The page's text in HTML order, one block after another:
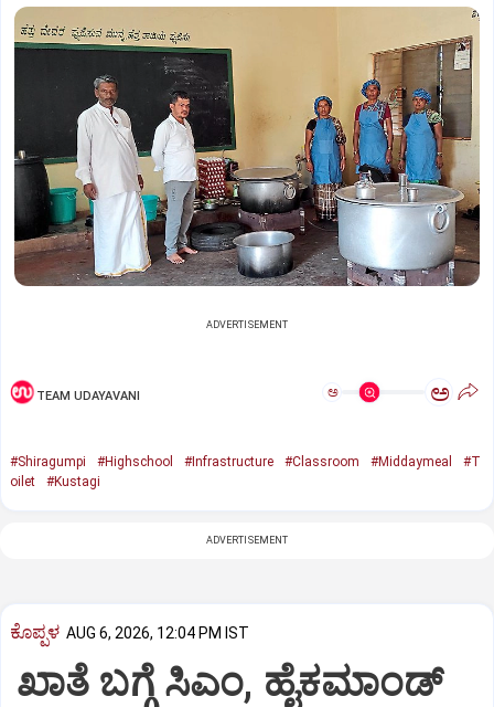
ADVERTISEMENT
TEAM UDAYAVANI ಅ ಅ
#Shiragumpi #Highschool #Infrastructure #Classroom #Middaymeal
#T
oilet
#Kustagi
ADVERTISEMENT
ಕೊಪ್ಪಳ AUG 6, 2026, 12:04 PM IST
ಖಾತೆ ಬಗ್ಗೆ ಸಿಎಂ, ಹೈಕಮಾಂಡ್